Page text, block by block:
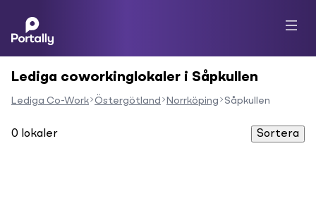
Lediga coworkinglokaler i Såpkullen
Lediga Co-Work Östergötland Norrköping Såpkullen
0 lokaler Sortera